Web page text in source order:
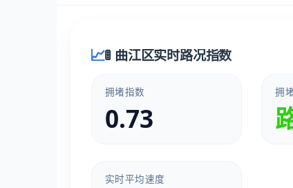
🚦 曲江区实时路况指数
拥堵指数
0.73
拥
实时平均速度